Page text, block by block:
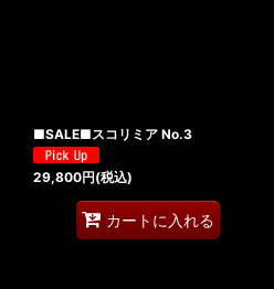
■SALE■スコリミア No.3
29,800円(税込)
カートに入れる